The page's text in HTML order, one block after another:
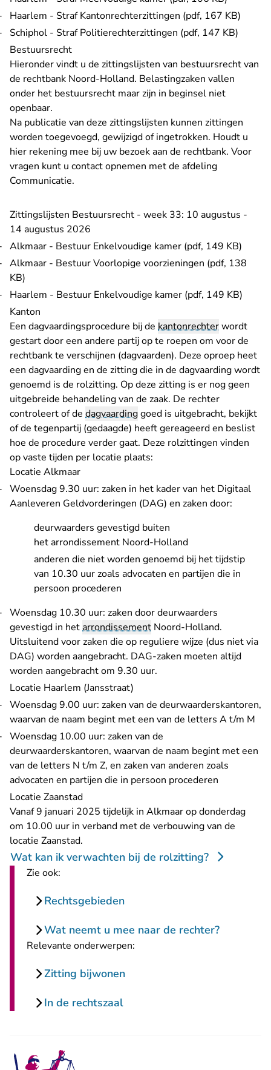
Haarlem - Straf Kantonrechterzittingen (pdf, 167 KB)
Schiphol - Straf Politierechterzittingen (pdf, 147 KB)
Bestuursrecht
Hieronder vindt u de zittingslijsten van bestuursrecht van
de rechtbank Noord-Holland. Belastingzaken vallen
onder het bestuursrecht maar zijn in beginsel niet
openbaar.
Na publicatie van deze zittingslijsten kunnen zittingen
worden toegevoegd, gewijzigd of ingetrokken. Houdt u
hier rekening mee bij uw bezoek aan de rechtbank. Voor
vragen kunt u contact opnemen met de afdeling
Communicatie.
Zittingslijsten Bestuursrecht - week 33: 10 augustus -
14 augustus 2026
Alkmaar - Bestuur Enkelvoudige kamer (pdf, 149 KB)
Alkmaar - Bestuur Voorlopige voorzieningen (pdf, 138
KB)
Haarlem - Bestuur Enkelvoudige kamer (pdf, 149 KB)
Kanton
Een dagvaardingsprocedure bij de kantonrechterwordt
gestart door een andere partij op te roepen om voor de
rechtbank te verschijnen (dagvaarden). Deze oproep heet
een dagvaarding en de zitting die in de dagvaarding wordt
genoemd is de rolzitting. Op deze zitting is er nog geen
uitgebreide behandeling van de zaak. De rechter
controleert of de dagvaardinggoed is uitgebracht, bekijkt
of de tegenpartij (gedaagde) heeft gereageerd en beslist
hoe de procedure verder gaat. Deze rolzittingen vinden
op vaste tijden per locatie plaats:
Locatie Alkmaar
Woensdag 9.30 uur: zaken in het kader van het Digitaal
Aanleveren Geldvorderingen (DAG) en zaken door:
deurwaarders gevestigd buiten
het arrondissement Noord-Holland
anderen die niet worden genoemd bij het tijdstip
van 10.30 uur zoals advocaten en partijen die in
persoon procederen
Woensdag 10.30 uur: zaken door deurwaarders
gevestigd in hetarrondissement Noord-Holland.
Uitsluitend voor zaken die op reguliere wijze (dus niet via
DAG) worden aangebracht. DAG-zaken moeten altijd
worden aangebracht om 9.30 uur.
Locatie Haarlem (Jansstraat)
Woensdag 9.00 uur: zaken van de deurwaarderskantoren,
waarvan de naam begint met een van de letters A t/m M
Woensdag 10.00 uur: zaken van de
deurwaarderskantoren, waarvan de naam begint met een
van de letters N t/m Z, en zaken van anderen zoals
advocaten en partijen die in persoon procederen
Locatie Zaanstad
Vanaf 9 januari 2025 tijdelijk in Alkmaar op donderdag
om 10.00 uur in verband met de verbouwing van de
locatie Zaanstad.
Wat kan ik verwachten bij de rolzitting?
Zie ook:
Rechtsgebieden
Wat neemt u mee naar de rechter?
Relevante onderwerpen:
Zitting bijwonen
In de rechtszaal